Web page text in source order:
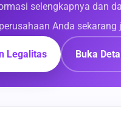
selengkapnya dan
Anda sekarang
Legalitas Buka